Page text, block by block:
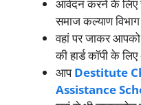
आवेदन करने के लिए
समाज कल्याण विभाग
वहां पर जाकर
की हार्ड कॉपी के
आपDestitute
Assistance